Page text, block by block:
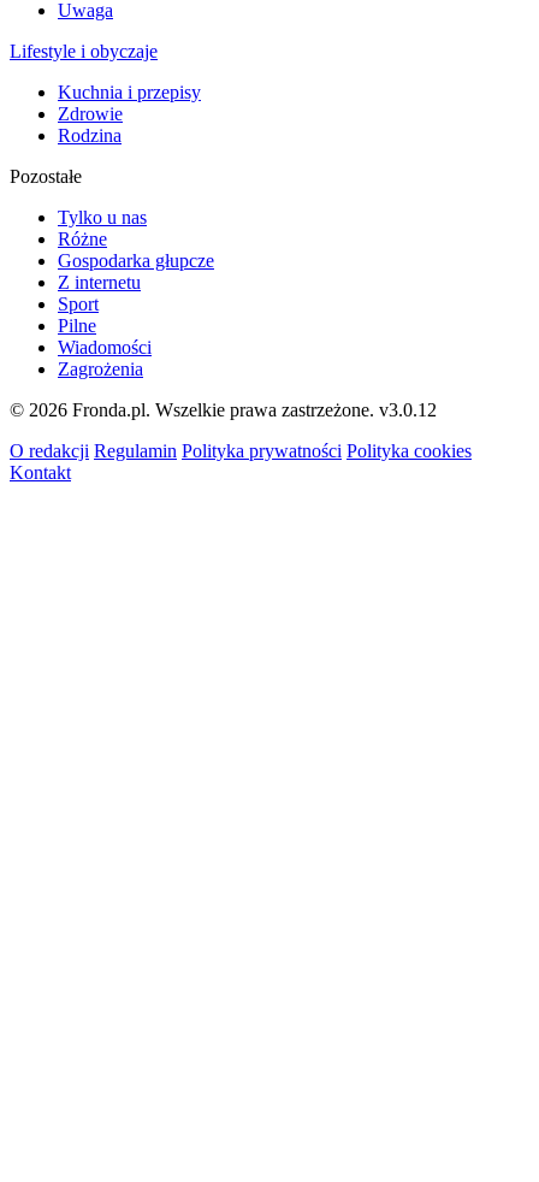
Uwaga
Lifestyle i obyczaje
Kuchnia i przepisy
Zdrowie
Rodzina
Pozostałe
Tylko u nas
Różne
Gospodarka głupcze
Z internetu
Sport
Pilne
Wiadomości
Zagrożenia
© 2026 Fronda.pl. Wszelkie prawa zastrzeżone. v3.0.12
O redakcji Regulamin Polityka prywatności Polityka cookies
Kontakt